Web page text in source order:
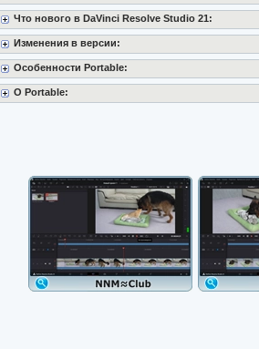
Что нового в DaVinci Resolve Studio 21:
Изменения в версии:
Особенности Portable:
О Portable: